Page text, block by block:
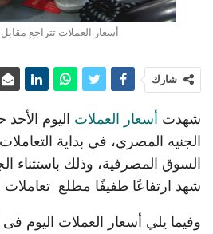
أسعار العملات تتراجع مقابل
شارك
شهدت أسعار العملات اليوم
الجنيه المصري، في بداية
السوق المصرفية، وذلك باستثناء
شهد ارتفاعًا طفيفًا مطلع تعاملات
وفيما يلي أسعار العملات اليوم فى